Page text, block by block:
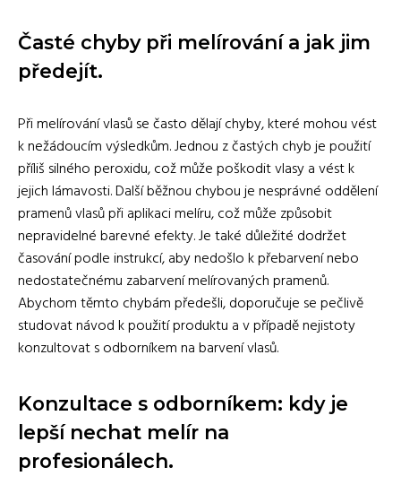
Časté chyby při melírování a jak jim
předejít.
Při melírování vlasů se často dělají chyby, které mohou vést
k nežádoucím výsledkům. Jednou z častých chyb je použití
příliš silného peroxidu, což může poškodit vlasy a vést k
jejich lámavosti. Další běžnou chybou je nesprávné oddělení
pramenů vlasů při aplikaci melíru, což může způsobit
nepravidelné barevné efekty. Je také důležité dodržet
časování podle instrukcí, aby nedošlo k přebarvení nebo
nedostatečnému zabarvení melírovaných pramenů.
Abychom těmto chybám předešli, doporučuje se pečlivě
studovat návod k použití produktu a v případě nejistoty
konzultovat s odborníkem na barvení vlasů.
Konzultace s odborníkem: kdy je
lepší nechat melír na
profesionálech.